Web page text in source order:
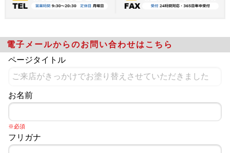
電子メールからのお問い合わせはこちら
ページタイトル
お名前
※必須
フリガナ